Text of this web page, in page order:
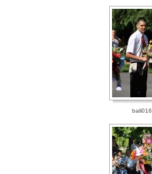
bali016